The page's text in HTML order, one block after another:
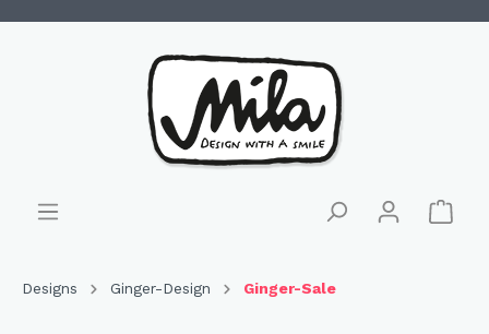
Designs Ginger-Design Ginger-Sale